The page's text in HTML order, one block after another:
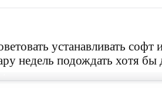
устанавливать софт
недель подождать хотя бы